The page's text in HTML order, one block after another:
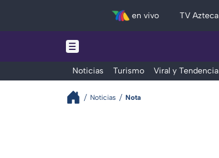
en vivo TV Azteca
Noticias Turismo Viral y Tendencia
Noticias Nota